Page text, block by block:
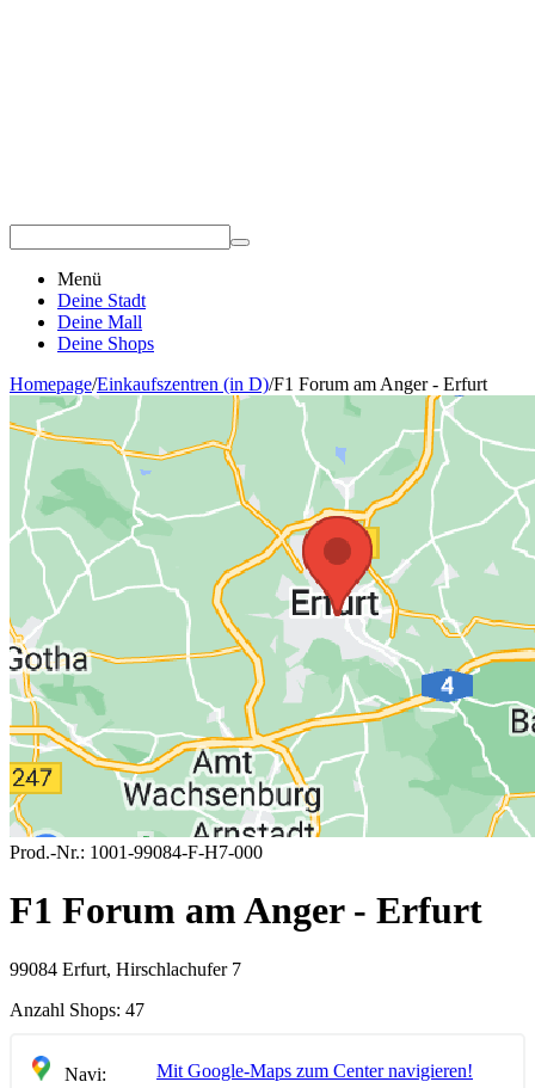
Menü
Deine Stadt
Deine Mall
Deine Shops
Homepage/Einkaufszentren (in D)/F1 Forum am Anger - Erfurt
Prod.-Nr.: 1001-99084-F-H7-000
F1 Forum am Anger - Erfurt
99084 Erfurt, Hirschlachufer 7
Anzahl Shops: 47
Navi:
Mit Google-Maps zum Center navigieren!